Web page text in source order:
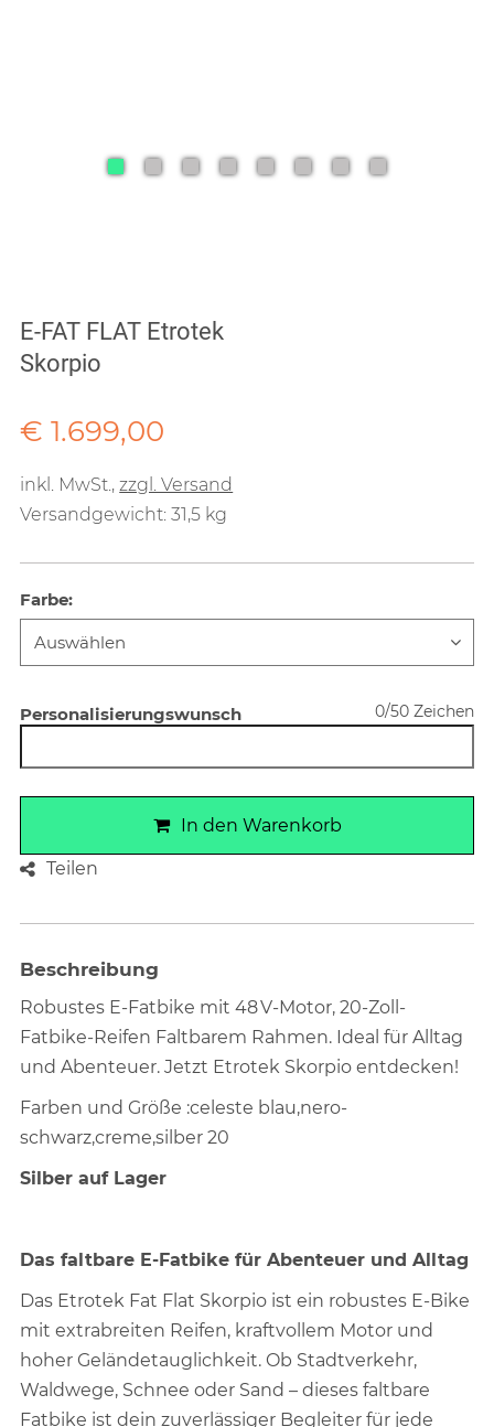
E-FAT FLAT Etrotek
Skorpio
Verkaufspreis: € 1.699,00
€ 1.699,00
inkl. MwSt.,zzgl. Versand
Versandgewicht: 31,5 kg
Farbe:
Personalisierungswunsch 0/50 Zeichen
In den Warenkorb
Teilen
Beschreibung
Robustes E-Fatbike mit 48 V-Motor, 20-Zoll-
Fatbike-Reifen Faltbarem Rahmen. Ideal für Alltag
und Abenteuer. Jetzt Etrotek Skorpio entdecken!
Farben und Größe :celeste blau,nero-
schwarz,creme,silber 20
Silber auf Lager
Das faltbare E-Fatbike für Abenteuer und Alltag
Das Etrotek Fat Flat Skorpio ist ein robustes E-Bike
mit extrabreiten Reifen, kraftvollem Motor und
hoher Geländetauglichkeit. Ob Stadtverkehr,
Waldwege, Schnee oder Sand – dieses faltbare
Fatbike ist dein zuverlässiger Begleiter für jede